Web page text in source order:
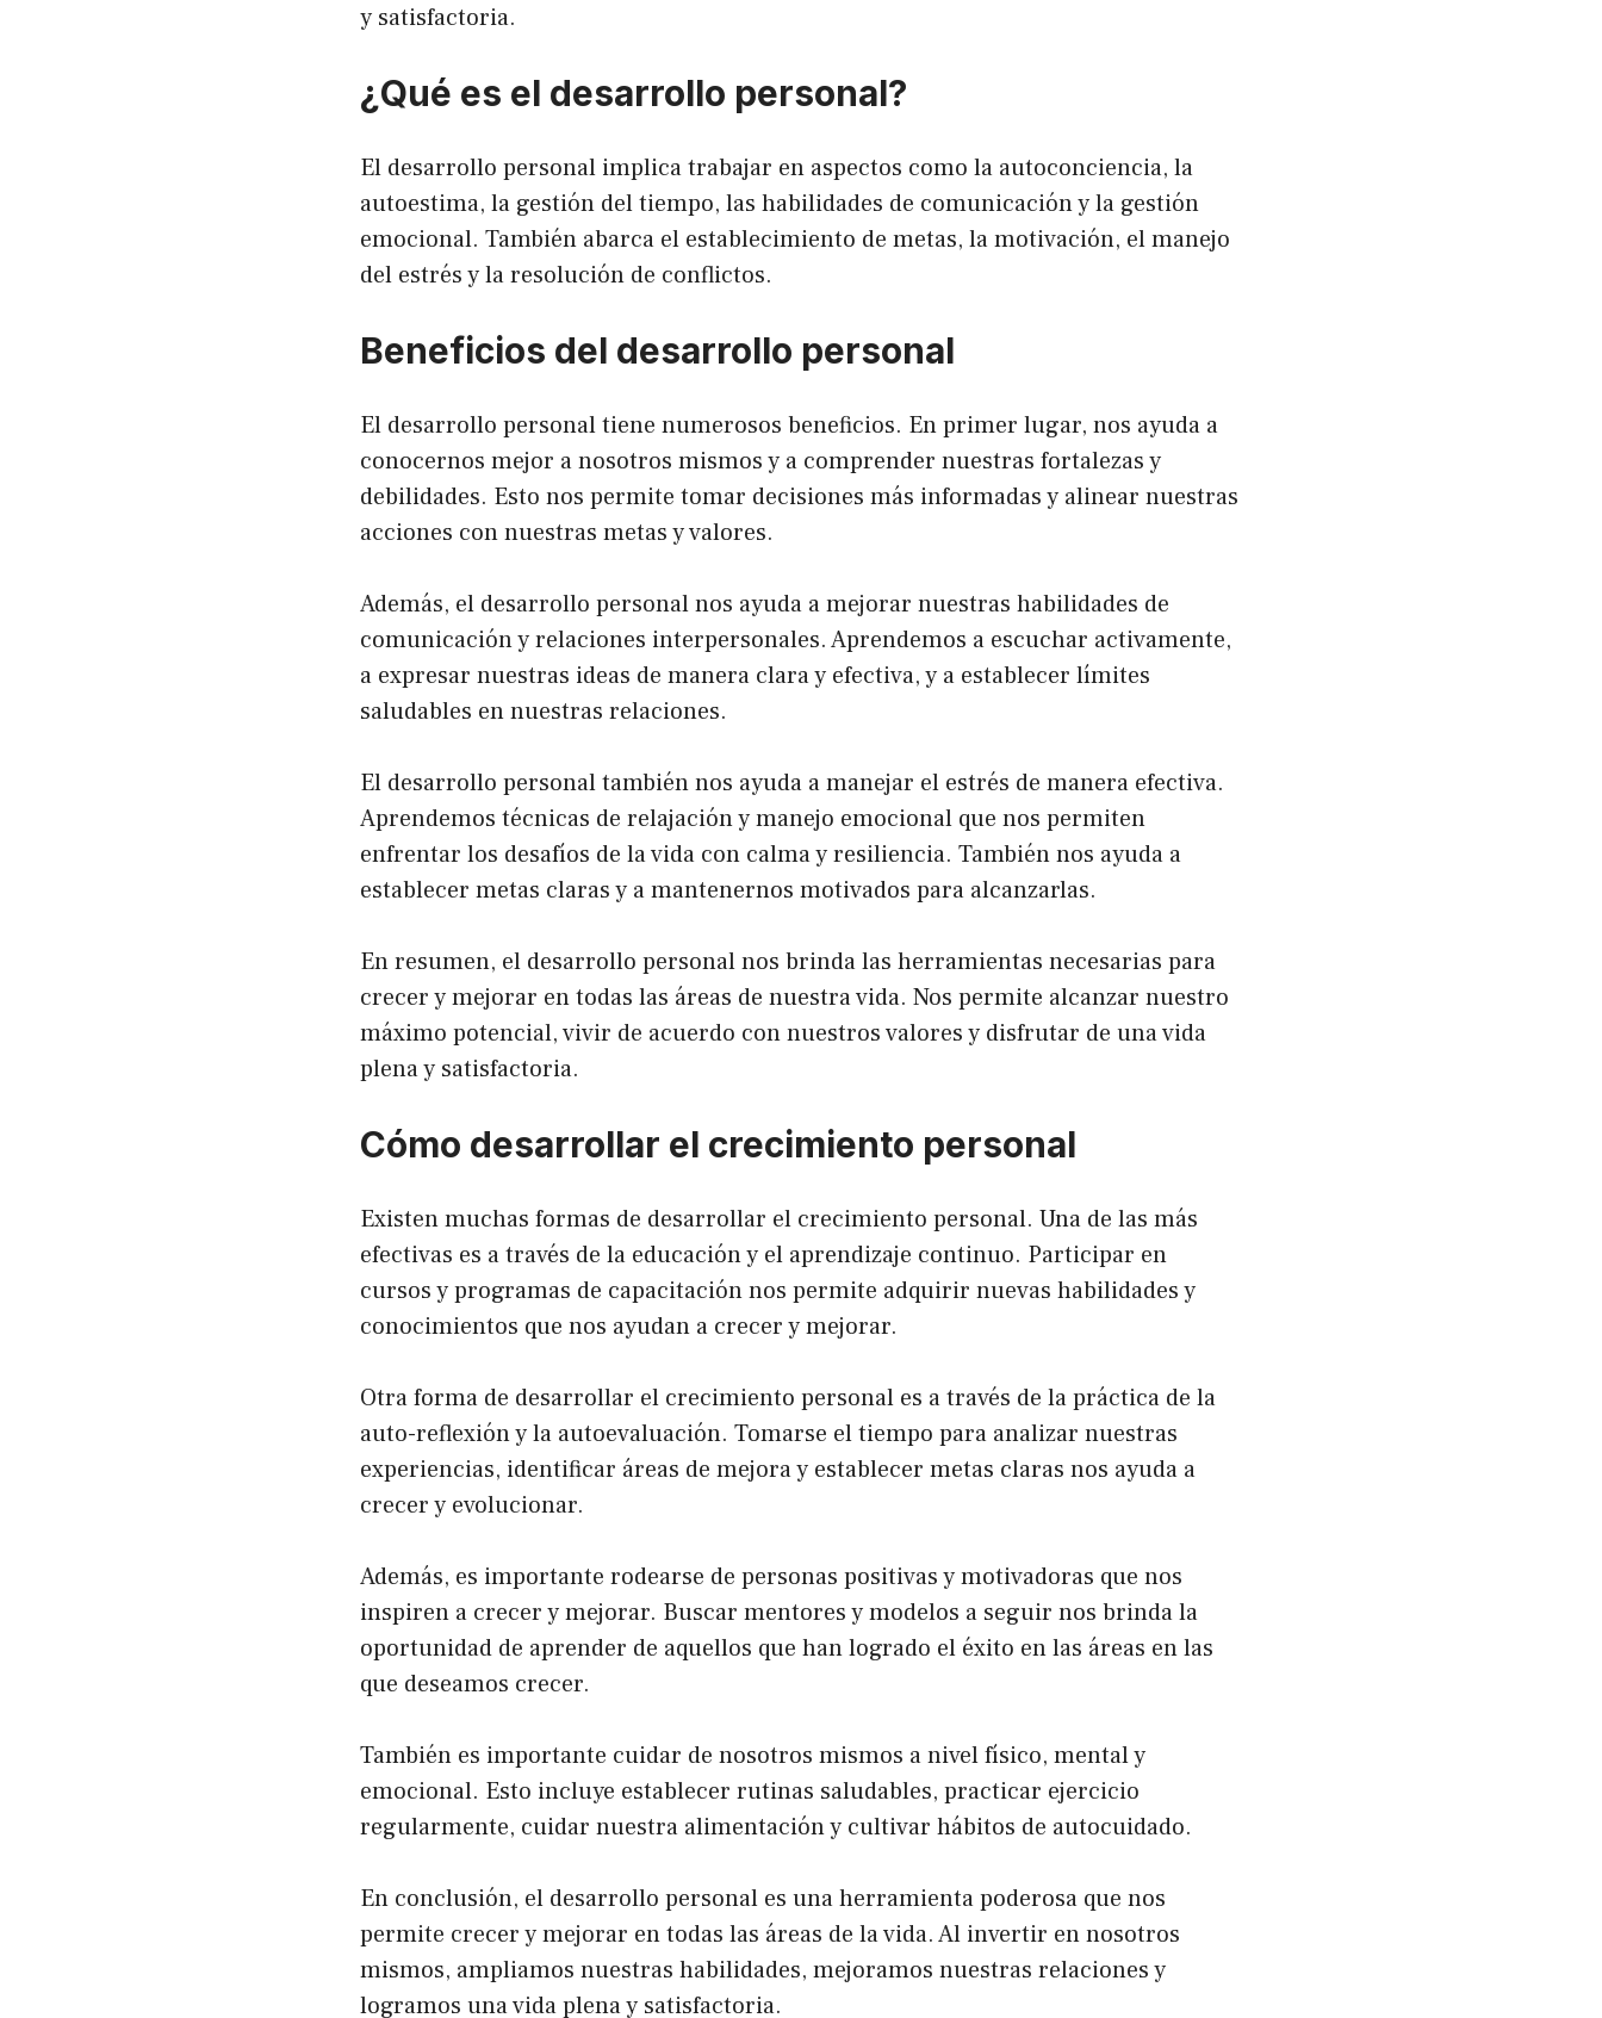
y satisfactoria.
¿Qué es el desarrollo personal?
El desarrollo personal implica trabajar en aspectos como la autoconciencia, la
autoestima, la gestión del tiempo, las habilidades de comunicación y la gestión
emocional. También abarca el establecimiento de metas, la motivación, el manejo
del estrés y la resolución de conflictos.
Beneficios del desarrollo personal
El desarrollo personal tiene numerosos beneficios. En primer lugar, nos ayuda a
conocernos mejor a nosotros mismos y a comprender nuestras fortalezas y
debilidades. Esto nos permite tomar decisiones más informadas y alinear nuestras
acciones con nuestras metas y valores.
Además, el desarrollo personal nos ayuda a mejorar nuestras habilidades de
comunicación y relaciones interpersonales. Aprendemos a escuchar activamente,
a expresar nuestras ideas de manera clara y efectiva, y a establecer límites
saludables en nuestras relaciones.
El desarrollo personal también nos ayuda a manejar el estrés de manera efectiva.
Aprendemos técnicas de relajación y manejo emocional que nos permiten
enfrentar los desafíos de la vida con calma y resiliencia. También nos ayuda a
establecer metas claras y a mantenernos motivados para alcanzarlas.
En resumen, el desarrollo personal nos brinda las herramientas necesarias para
crecer y mejorar en todas las áreas de nuestra vida. Nos permite alcanzar nuestro
máximo potencial, vivir de acuerdo con nuestros valores y disfrutar de una vida
plena y satisfactoria.
Cómo desarrollar el crecimiento personal
Existen muchas formas de desarrollar el crecimiento personal. Una de las más
efectivas es a través de la educación y el aprendizaje continuo. Participar en
cursos y programas de capacitación nos permite adquirir nuevas habilidades y
conocimientos que nos ayudan a crecer y mejorar.
Otra forma de desarrollar el crecimiento personal es a través de la práctica de la
auto-reflexión y la autoevaluación. Tomarse el tiempo para analizar nuestras
experiencias, identificar áreas de mejora y establecer metas claras nos ayuda a
crecer y evolucionar.
Además, es importante rodearse de personas positivas y motivadoras que nos
inspiren a crecer y mejorar. Buscar mentores y modelos a seguir nos brinda la
oportunidad de aprender de aquellos que han logrado el éxito en las áreas en las
que deseamos crecer.
También es importante cuidar de nosotros mismos a nivel físico, mental y
emocional. Esto incluye establecer rutinas saludables, practicar ejercicio
regularmente, cuidar nuestra alimentación y cultivar hábitos de autocuidado.
En conclusión, el desarrollo personal es una herramienta poderosa que nos
permite crecer y mejorar en todas las áreas de la vida. Al invertir en nosotros
mismos, ampliamos nuestras habilidades, mejoramos nuestras relaciones y
logramos una vida plena y satisfactoria.